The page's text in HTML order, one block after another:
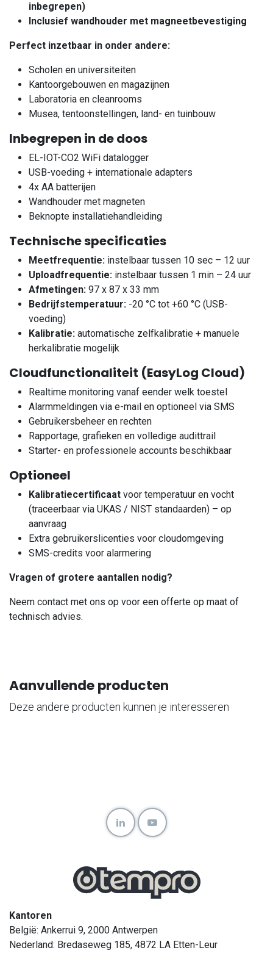
inbegrepen)
Inclusief wandhouder met magneetbevestiging
Perfect inzetbaar in onder andere:
Scholen en universiteiten
Kantoorgebouwen en magazijnen
Laboratoria en cleanrooms
Musea, tentoonstellingen, land- en tuinbouw
Inbegrepen in de doos
EL-IOT-CO2 WiFi datalogger
USB-voeding + internationale adapters
4x AA batterijen
Wandhouder met magneten
Beknopte installatiehandleiding
Technische specificaties
Meetfrequentie: instelbaar tussen 10 sec – 12 uur
Uploadfrequentie: instelbaar tussen 1 min – 24 uur
Afmetingen: 97 x 87 x 33 mm
Bedrijfstemperatuur: -20 °C tot +60 °C (USB-
voeding)
Kalibratie: automatische zelfkalibratie + manuele
herkalibratie mogelijk
Cloudfunctionaliteit (EasyLog Cloud)
Realtime monitoring vanaf eender welk toestel
Alarmmeldingen via e-mail en optioneel via SMS
Gebruikersbeheer en rechten
Rapportage, grafieken en volledige audittrail
Starter- en professionele accounts beschikbaar
Optioneel
Kalibratiecertificaat voor temperatuur en vocht
(traceerbaar via UKAS / NIST standaarden) – op
aanvraag
Extra gebruikerslicenties voor cloudomgeving
SMS-credits voor alarmering
Vragen of grotere aantallen nodig?
Neem contact met ons op voor een offerte op maat of
technisch advies.
Aanvullende producten
Deze andere producten kunnen je interesseren
Kantoren
België: Ankerrui 9, 2000 Antwerpen
Nederland: Bredaseweg 185, 4872 LA Etten-Leur